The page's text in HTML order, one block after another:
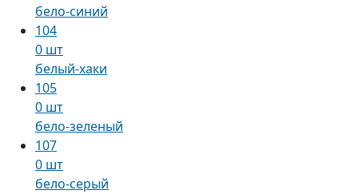
бело-синий
104
0 шт
белый-хаки
105
0 шт
бело-зеленый
107
0 шт
бело-серый